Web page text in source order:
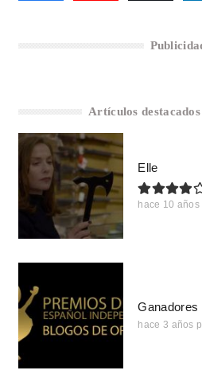
Artículos
Elle
hace 10 años
Ganadores
hace 3 años